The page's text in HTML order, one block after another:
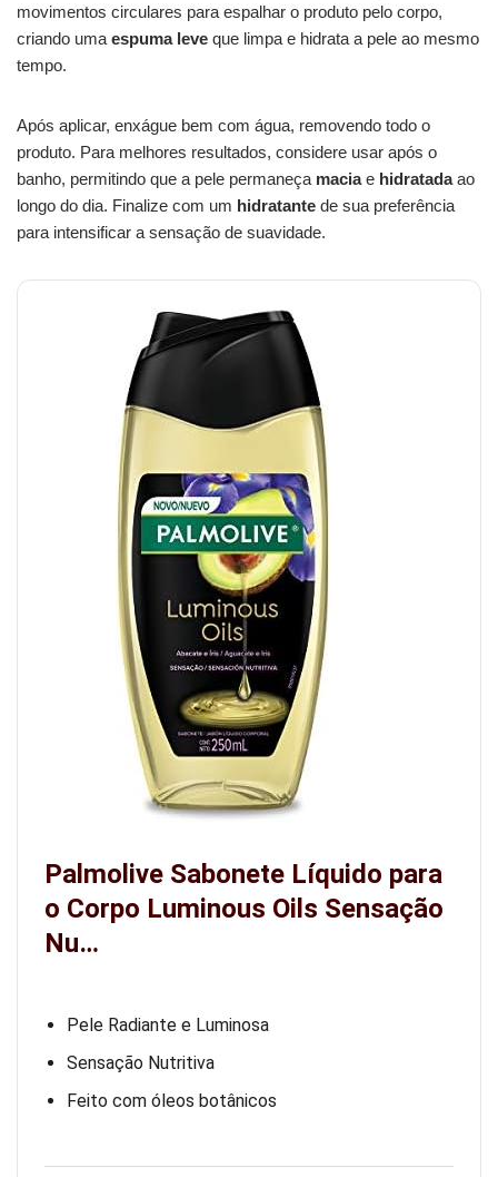
movimentos circulares para espalhar o produto pelo corpo,
criando uma espuma leve que limpa e hidrata a pele ao mesmo
tempo.
Após aplicar, enxágue bem com água, removendo todo o
produto. Para melhores resultados, considere usar após o
banho, permitindo que a pele permaneça maciae hidratadaao
longo do dia. Finalize com um hidratante de sua preferência
para intensificar a sensação de suavidade.
Palmolive Sabonete Líquido para
o Corpo Luminous Oils Sensação
Nu…
Pele Radiante e Luminosa
Sensação Nutritiva
Feito com óleos botânicos